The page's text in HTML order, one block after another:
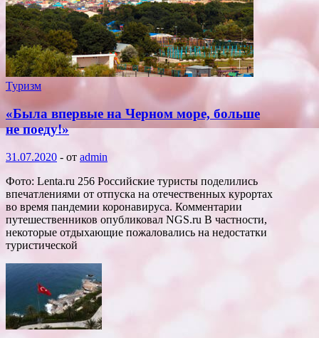
Туризм
«Была впервые на Черном море, больше
не поеду!»
31.07.2020 - от admin
Фото: Lenta.ru 256 Российские туристы поделились
впечатлениями от отпуска на отечественных курортах
во время пандемии коронавируса. Комментарии
путешественников опубликовал NGS.ru В частности,
некоторые отдыхающие пожаловались на недостатки
туристической